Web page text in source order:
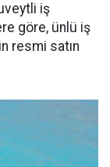
iş
göre, ünlü iş
resmi satın